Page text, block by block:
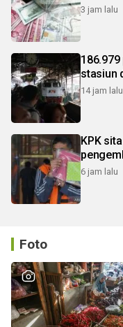
3 jam lalu
stasiun
14 jam lalu
KPK
6 jam lalu
Foto